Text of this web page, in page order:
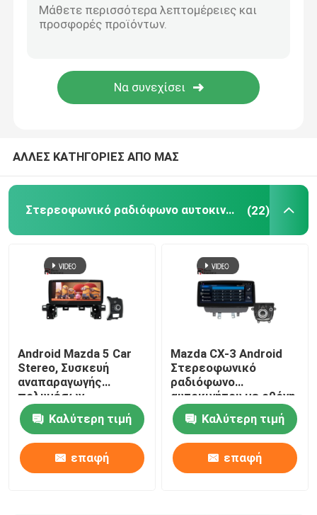
Ψηφιακή συστάδα εξόρμησης
ΑΛΛΕΣ ΚΑΤΗΓΟΡΙΕΣ ΑΠΟ ΜΑΣ
Στερεοφωνικό ραδιόφωνο αυτοκινήτου Android (22)
Android Mazda 5 Car
Stereo, Συσκευή
αναπαραγωγής
πολυμέσων
αυτοκινήτου με 4G
DSP Joystick
Καλύτερη τιμή
επαφή
Mazda CX-3 Android
Στερεοφωνικό
ραδιόφωνο
αυτοκινήτου με οθόνη
IPS 10,25 ιντσών
Ασύρματο Carplay
Καλύτερη τιμή
επαφή